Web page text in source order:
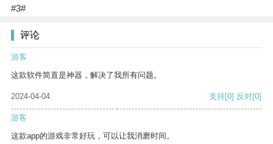
#3#
评论
游客
这款软件简直是神器，解决了我所有问题。
2024-04-04 支持[0] 反对[0]
游客
这款app的游戏非常好玩，可以让我消磨时间。